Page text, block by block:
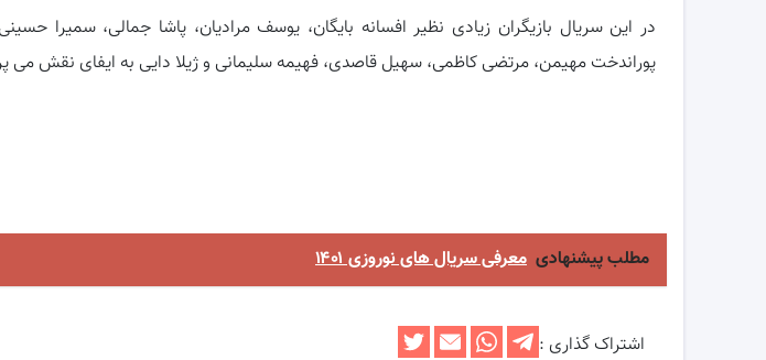
در این سریال بازیگران زیادی نظیر افسانه بایگان، یوسف مرادیان، پاشا جمالی، سمیرا
پوراندخت مهیمن، مرتضی کاظمی، سهیل قاصدی، فهیمه سلیمانی و ژیلا دایی به ایفای نقش می
مطلب پیشنهادی معرفی سریال های نوروزی ۱۴۰۱
اشتراک گذاری :